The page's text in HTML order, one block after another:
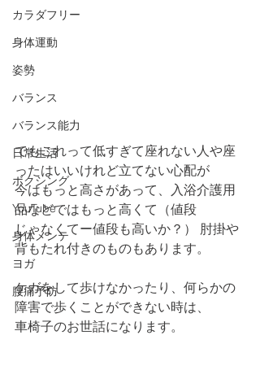
カラダフリー
身体運動
姿勢
バランス
バランス能力
日常生活
ボクシング
YouTube
身体メンテ
ヨガ
腰痛予防
でもこれって低すぎて座れない人や座
ったはいいけれど立てない心配が
今はもっと高さがあって、入浴介護用
品などではもっと高くて（値段
じゃなくてー値段も高いか？） 肘掛や
背もたれ付きのものもあります。
ケガをして歩けなかったり、何らかの
障害で歩くことができない時は、
車椅子のお世話になります。